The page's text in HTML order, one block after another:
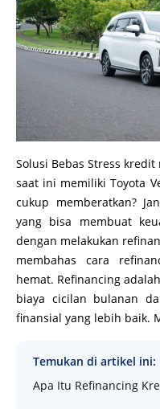
Solusi Bebas Stress kredit
saat ini memiliki Toyota
cukup memberatkan?
yang bisa membuat
dengan melakukan
membahas cara
hemat. Refinancing
biaya cicilan bulanan
finansial yang lebih baik.
Temukan di artikel ini:
Apa Itu Refinancing